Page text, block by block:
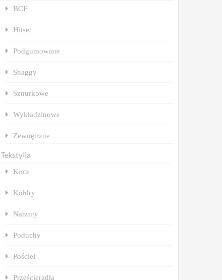
BCF
Hitset
Podgumowane
Shaggy
Sznurkowe
Wykładzinowe
Zewnętrzne
Tekstylia
Koce
Kołdry
Narzuty
Poduchy
Pościel
Prześcieradła